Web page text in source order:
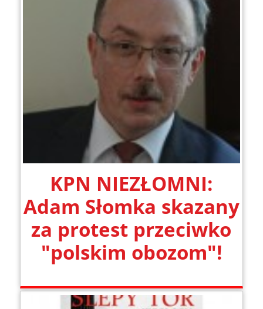
KPN NIEZŁOMNI:
Adam Słomka skazany
za protest przeciwko
"polskim obozom"!